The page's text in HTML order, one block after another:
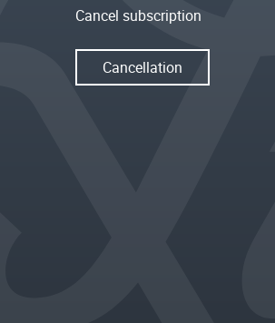
Cancel subscription
Cancellation